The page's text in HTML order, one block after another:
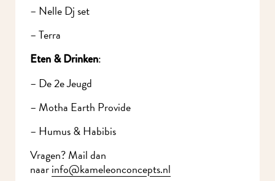
– Nelle Dj set
– Terra
Eten & Drinken:
– De 2e Jeugd
– Motha Earth Provide
– Humus & Habibis
Vragen? Mail dan
naarinfo@kameleonconcepts.nl
Meld je aan voor onze nieuwsbrief en mis nooit meer iets in
MidWest.